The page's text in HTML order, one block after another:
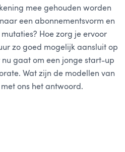
mee gehouden worden
een abonnementsvorm en
Hoe zorg je ervoor
zo goed mogelijk aansluit op
gaat om een jonge start-up
Wat zijn de modellen van
ons het antwoord.